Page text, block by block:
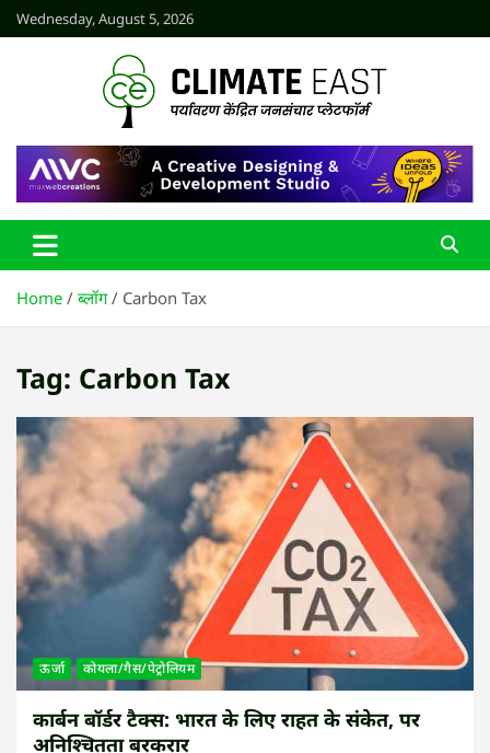
Skip
to
Wednesday, August 5, 2026
CLIMATE EAST
Home ब्लॉग Carbon Tax
Tag: Carbon Tax
ऊर्जा कोयला/गैस/पेट्रोलियम
कार्बन बॉर्डर टैक्स: भारत के लिए राहत के संकेत, पर
अनिश्चितता बरकरार